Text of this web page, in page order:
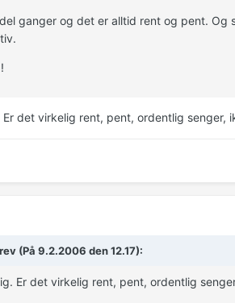
ganger og det er alltid rent og pent. Og
det virkelig rent, pent, ordentlig senger,
(På 9.2.2006 den 12.17):
Er det virkelig rent, pent, ordentlig